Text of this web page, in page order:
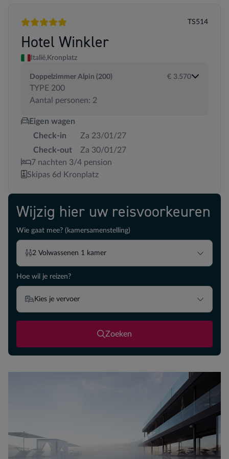
5 sterren
TS514
Hotel Winkler
Italië, Kronplatz
Doppelzimmer Alpin (200)
TYPE 200
Aantal personen: 2
€ 3.570
Eigen wagen
Check-in
Za 23/01/27
Check-out
Za 30/01/27
7 nachten 3/4 pension
Skipas 6d Kronplatz
Wijzig hier uw reisvoorkeuren
Wie gaat mee? (kamersamenstelling)
2 Volwassenen 1 kamer
Hoe wil je reizen?
Kies je vervoer
Zoeken